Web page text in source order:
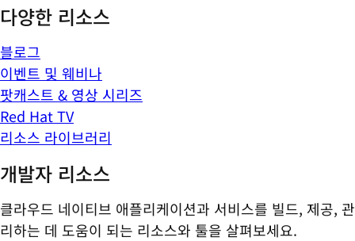
다양한 리소스
블로그
이벤트 및 웨비나
팟캐스트 & 영상 시리즈
Red Hat TV
리소스 라이브러리
개발자 리소스
클라우드 네이티브 애플리케이션과 서비스를 빌드, 제공, 관
리하는 데 도움이 되는 리소스와 툴을 살펴보세요.